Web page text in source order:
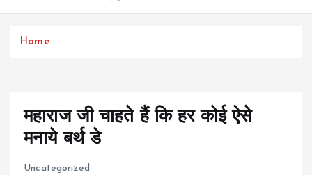
c
Home
महाराज जी चाहते हैं कि हर कोई ऐसे
मनाये बर्थ डे
Uncategorized